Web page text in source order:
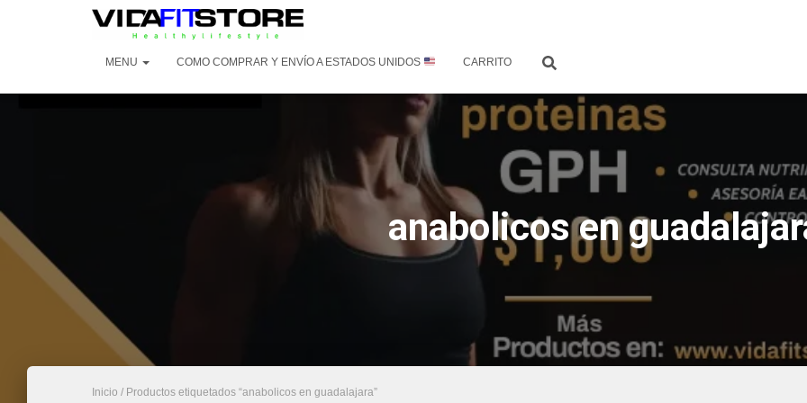
MENU COMO COMPRAR Y ENVÍO A ESTADOS UNIDOS CARRITO
anabolicos en
Inicio / Productos etiquetados “anabolicos en guadalajara”